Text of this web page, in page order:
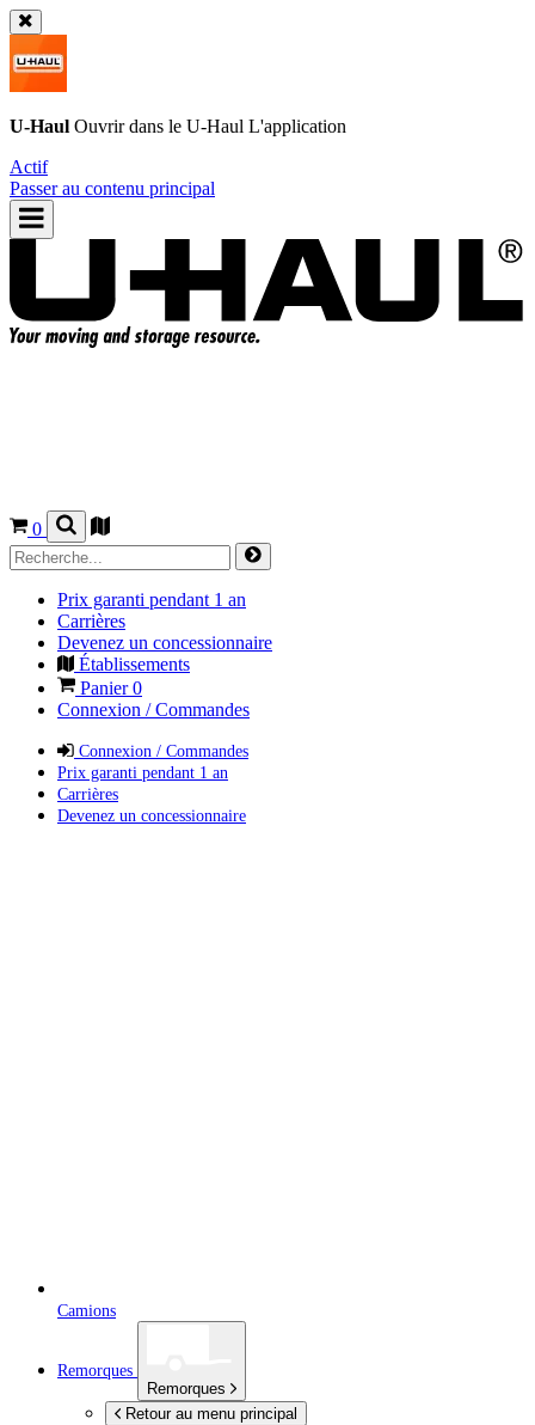
U-Haul Ouvrir dans le U-Haul L'application
Actif
Passer au contenu principal
0
Prix garanti pendant 1 an
Carrières
Devenez un concessionnaire
Établissements
Panier0
Connexion / Commandes
Connexion / Commandes
Prix garanti pendant 1 an
Carrières
Devenez un concessionnaire
Camions
Remorques
Remorques
Retour au menu principal